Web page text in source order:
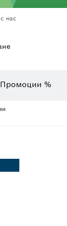
нас
Промоции %